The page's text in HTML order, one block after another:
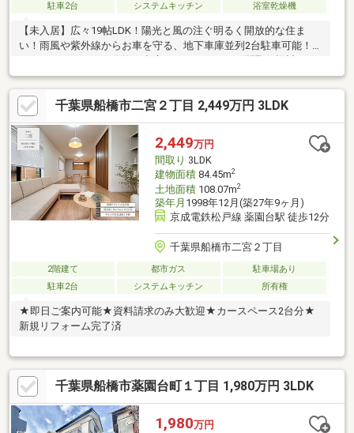
駐車2台
システムキッチン 浴室乾燥機
【未入居】広々19帖LDK！陽光と風の注ぐ明るく開放的な住ま
い！雨風や紫外線からお車を守る、地下車庫並列2台駐車可能！＊
＊
千葉県船橋市二宮２丁目 2,449万円 3LDK
2,449万円
間取り 3LDK
建物面積84.45m2
土地面積108.07m2
築年月 1998年12月(築27年9ヶ月)
京成電鉄松戸線 薬園台駅 徒歩12分
千葉県船橋市二宮２丁目
2階建て 都市ガス
駐車場あり
駐車2台
システムキッチン 所有権
★即日ご案内可能★資料請求のみ大歓迎★カースペース2台分★
新規リフォーム完了済
千葉県船橋市薬園台町１丁目 1,980万円 3LDK
1,980万円